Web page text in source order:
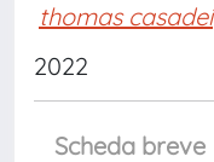
thomas casadei
2022
Scheda breve